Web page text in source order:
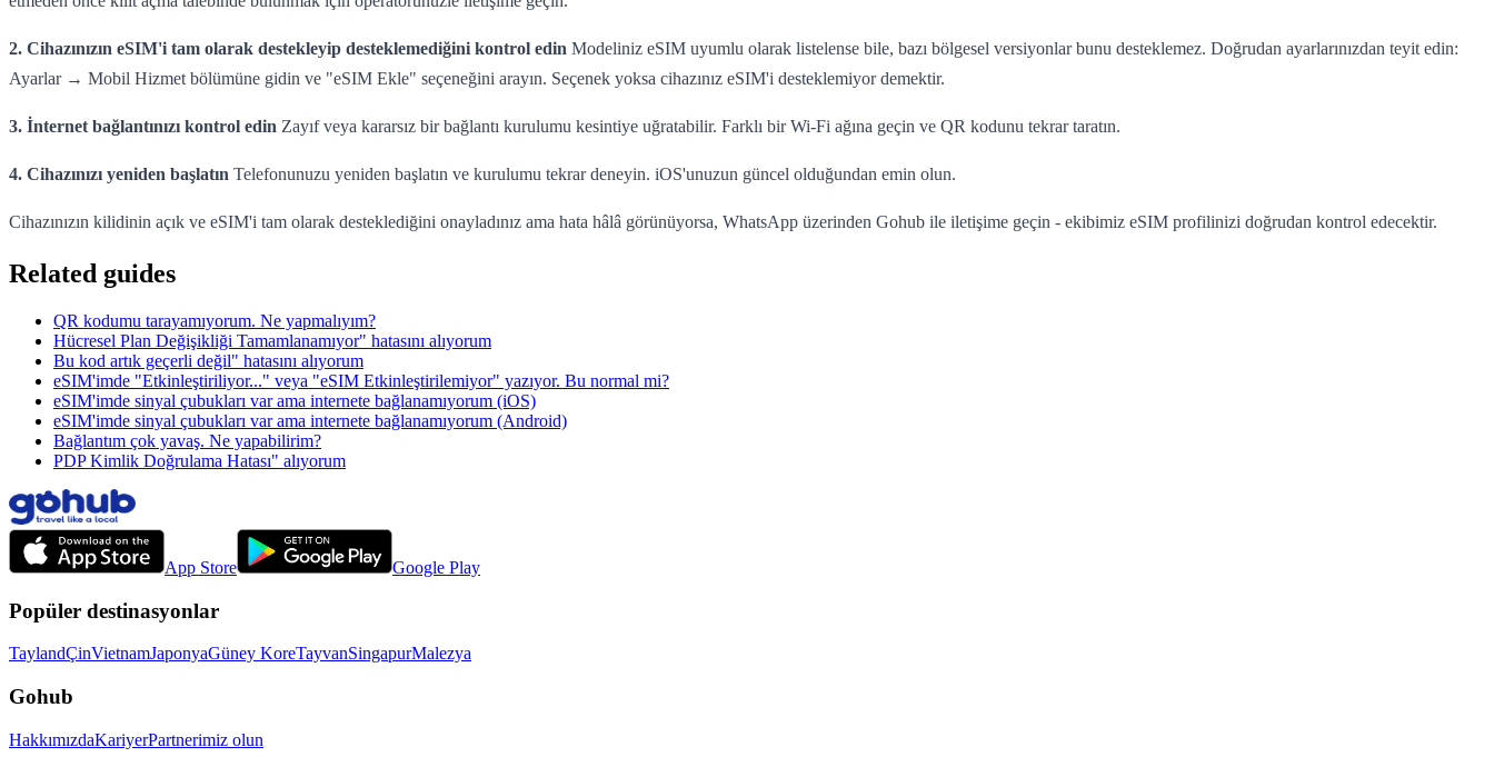
2. Cihazınızın eSIM'i tam olarak destekleyip desteklemediğini kontrol edin Modeliniz eSIM uyumlu olarak listelense bile, bazı bölgesel versiyonlar bunu desteklemez. Doğrudan ayarlarınızdan teyit edin:
Ayarlar → Mobil Hizmet bölümüne gidin ve "eSIM Ekle" seçeneğini arayın. Seçenek yoksa cihazınız eSIM'i desteklemiyor demektir.
3. İnternet bağlantınızı kontrol edin Zayıf veya kararsız bir bağlantı kurulumu kesintiye uğratabilir. Farklı bir Wi-Fi ağına geçin ve QR kodunu tekrar taratın.
4. Cihazınızı yeniden başlatın Telefonunuzu yeniden başlatın ve kurulumu tekrar deneyin. iOS'unuzun güncel olduğundan emin olun.
Cihazınızın kilidinin açık ve eSIM'i tam olarak desteklediğini onayladınız ama hata hâlâ görünüyorsa, WhatsApp üzerinden Gohub ile iletişime geçin - ekibimiz eSIM profilinizi doğrudan kontrol edecektir.
Related guides
QR kodumu tarayamıyorum. Ne yapmalıyım?
Hücresel Plan Değişikliği Tamamlanamıyor" hatasını alıyorum
Bu kod artık geçerli değil" hatasını alıyorum
eSIM'imde "Etkinleştiriliyor..." veya "eSIM Etkinleştirilemiyor" yazıyor. Bu normal mi?
eSIM'imde sinyal çubukları var ama internete bağlanamıyorum (iOS)
eSIM'imde sinyal çubukları var ama internete bağlanamıyorum (Android)
Bağlantım çok yavaş. Ne yapabilirim?
PDP Kimlik Doğrulama Hatası" alıyorum
App Store Google Play
Popüler destinasyonlar
TaylandÇinVietnamJaponyaGüney KoreTayvanSingapurMalezya
Gohub
HakkımızdaKariyerPartnerimiz olun